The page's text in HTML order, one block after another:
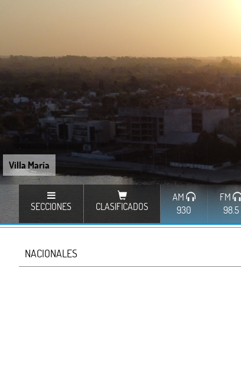
Villa María
SECCIONES CLASIFICADOS
AM
930
FM
98.5
NACIONALES